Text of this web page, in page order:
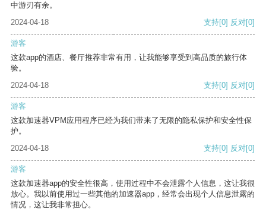
中游刃有余。
2024-04-18
支持[0] 反对[0]
游客
这款app的酒店、餐厅推荐非常有用，让我能够享受到高品质的旅行体
验。
2024-04-18
支持[0] 反对[0]
游客
这款加速器VPM应用程序已经为我们带来了无限的隐私保护和安全性保
护。
2024-04-18
支持[0] 反对[0]
游客
这款加速器app的安全性很高，使用过程中不会泄露个人信息，这让我很
放心。我以前使用过一些其他的加速器app，经常会出现个人信息泄露的
情况，这让我非常担心。